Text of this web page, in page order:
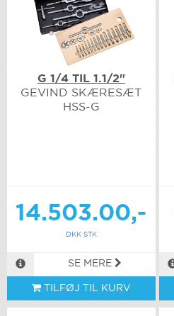
G 1/4 TIL 1.1/2"
GEVIND SKÆRESÆT
HSS-G
14.503.00,-
DKK STK
SE MERE
TILFØJ TIL KURV